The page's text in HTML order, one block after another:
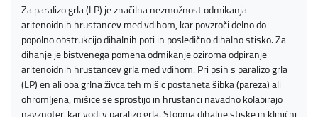
Za paralizo grla (LP) je značilna nezmožnost odmikanja
aritenoidnih hrustancev med vdihom, kar povzroči delno do
popolno obstrukcijo dihalnih poti in posledično dihalno stisko. Za
dihanje je bistvenega pomena odmikanje oziroma odpiranje
aritenoidnih hrustancev grla med vdihom. Pri psih s paralizo grla
(LP) en ali oba grlna živca teh mišic postaneta šibka (pareza) ali
ohromljena, mišice se sprostijo in hrustanci navadno kolabirajo